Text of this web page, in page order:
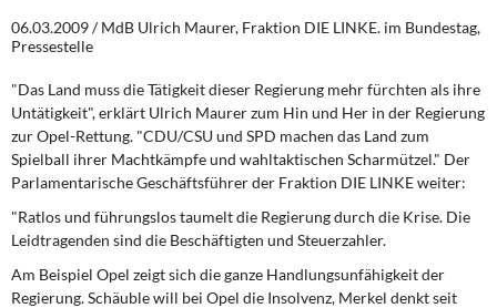
Themen
Leitlinien linker Wirtschafts- und Finanzpolitik
Wirtschaftspolitik
Steuer- und Finanzpolitik
Öffentliche Infrastruktur und Daseinsvorsorge
Eurokrise und Griechenland
06.03.2009 / MdB Ulrich Maurer, Fraktion DIE LINKE. im Bundestag,
Pressestelle
"Das Land muss die Tätigkeit dieser Regierung mehr fürchten als ihre
Untätigkeit", erklärt Ulrich Maurer zum Hin und Her in der Regierung
zur Opel-Rettung. "CDU/CSU und SPD machen das Land zum
Spielball ihrer Machtkämpfe und wahltaktischen Scharmützel." Der
Parlamentarische Geschäftsführer der Fraktion DIE LINKE weiter:
"Ratlos und führungslos taumelt die Regierung durch die Krise. Die
Leidtragenden sind die Beschäftigten und Steuerzahler.
Am Beispiel Opel zeigt sich die ganze Handlungsunfähigkeit der
Regierung. Schäuble will bei Opel die Insolvenz, Merkel denkt seit